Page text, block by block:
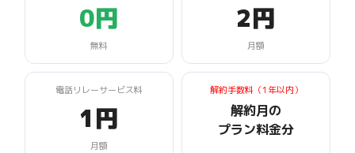
0円
無料
2円
月額
電話リレーサービス料
1円
月額
解約手数料（1年以内）
解約月の
プラン料金分